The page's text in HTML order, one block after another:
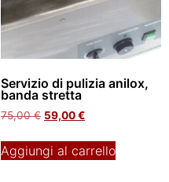
Servizio di pulizia anilox,
banda stretta
75,00€ 59,00€
Aggiungi al carrello